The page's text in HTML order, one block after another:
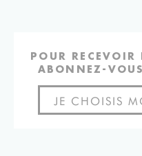
POUR
ABONNEZ-
JE CHOISIS